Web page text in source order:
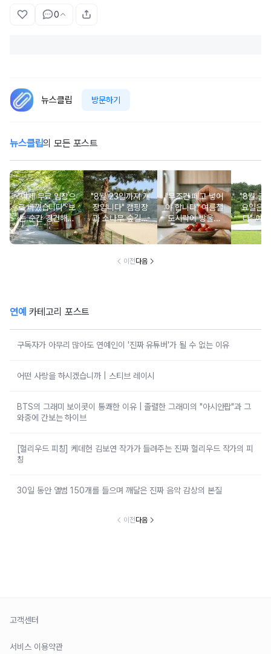
0
뉴스클립 방문하기
뉴스클립의 모든 포스트
"이제 무료 입장으
로 바꼈습니다" 보
는 순간 경건해지
고 마음이 편안해
지는 사찰 여행지
"8월 23일까지 개
장입니다" 캠핑장
과 소나무 숲길이
붙어있는 조용한
남해 해수욕장
"무조건 떼고 넣어
야 합니다" 여름철
도시락에 방울토
마토 꼭지 그대로
넣으면 생기는 일
"8월 금
요일은
다" 이
무료로
한 의미
이전다음
연예 카테고리 포스트
구독자가 아무리 많아도 연예인이 '진짜 유튜버'가 될 수 없는 이유
어떤 사랑을 하시겠습니까 | 스티브 레이시
BTS의 그래미 보이콧이 통쾌한 이유 | 졸렬한 그래미의 "아시안팝"과 그
와중에 간보는 하이브
[헐리우드 피칭] 케데헌 김보연 작가가 들려주는 진짜 헐리우드 작가의 피
칭
30일 동안 앨범 150개를 들으며 깨달은 진짜 음악 감상의 본질
이전다음
고객센터
서비스 이용약관